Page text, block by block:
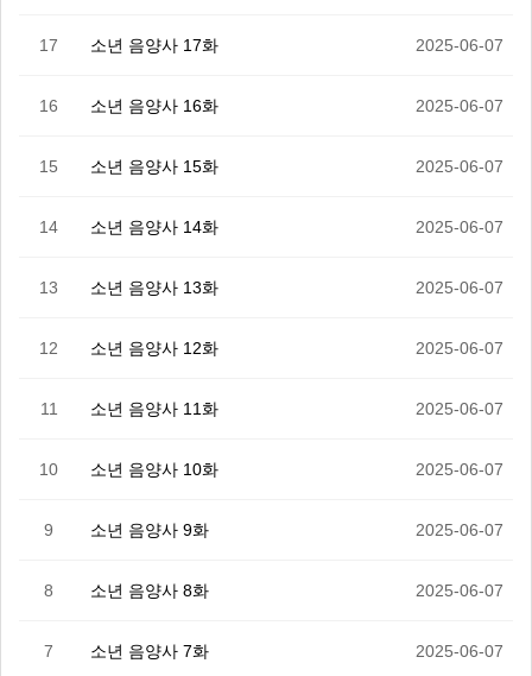
17 소년 음양사 17화 2025-06-07
16 소년 음양사 16화 2025-06-07
15 소년 음양사 15화 2025-06-07
14 소년 음양사 14화 2025-06-07
13 소년 음양사 13화 2025-06-07
12 소년 음양사 12화 2025-06-07
11 소년 음양사 11화 2025-06-07
10 소년 음양사 10화 2025-06-07
9 소년 음양사 9화 2025-06-07
8 소년 음양사 8화 2025-06-07
7 소년 음양사 7화 2025-06-07